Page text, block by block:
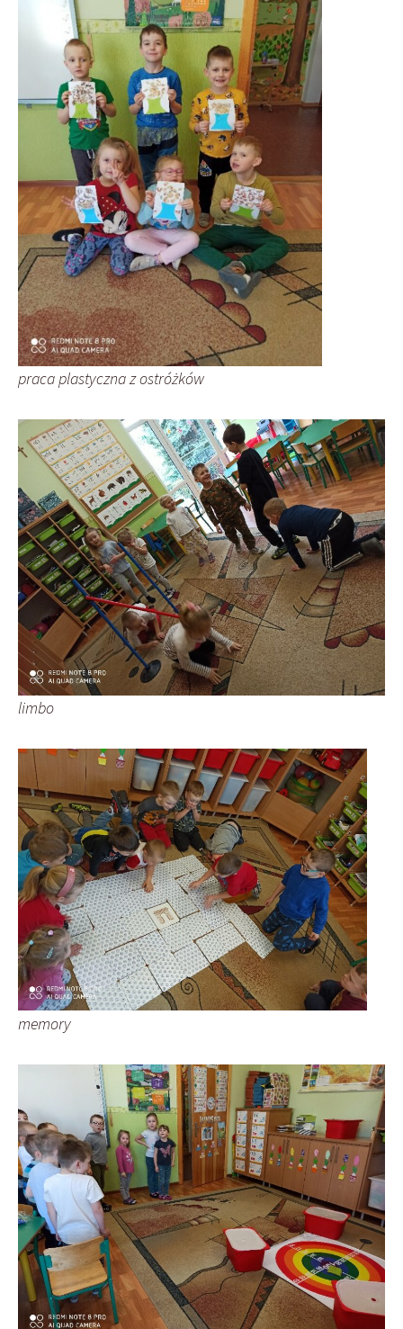
praca plastyczna z ostróżków
limbo
memory